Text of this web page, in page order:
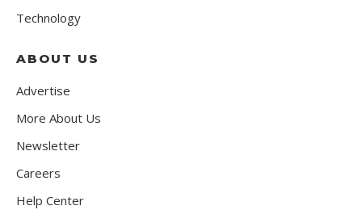
Technology
ABOUT US
Advertise
More About Us
Newsletter
Careers
Help Center